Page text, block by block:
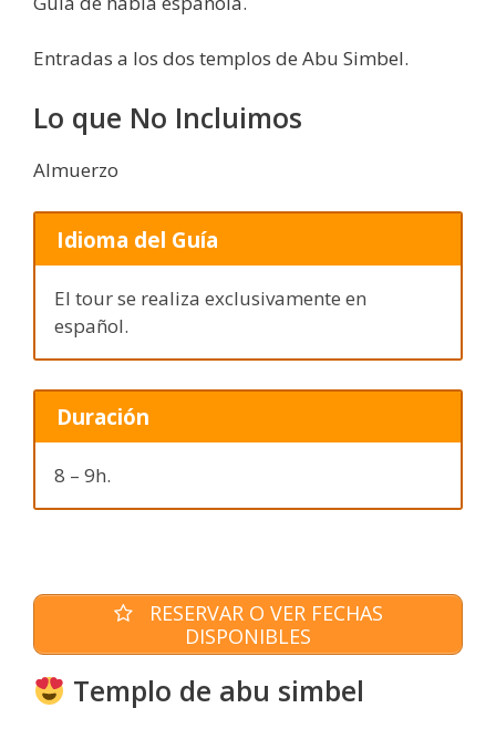
Entradas a los dos templos de Abu Simbel.
Lo que No Incluimos
Almuerzo
Idioma del Guía
El tour se realiza exclusivamente en
español.
Duración
8 – 9h.
RESERVAR O VER FECHAS
DISPONIBLES
Templo de abu simbel